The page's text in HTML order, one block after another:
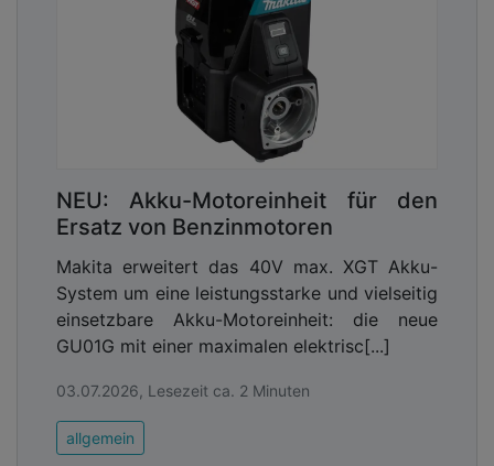
NEU: Akku-Motoreinheit für den
Ersatz von Benzinmotoren
Makita erweitert das 40V max. XGT Akku-
System um eine leistungsstarke und vielseitig
einsetzbare Akku-Motoreinheit: die neue
GU01G mit einer maximalen elektrisc[...]
03.07.2026, Lesezeit ca. 2 Minuten
allgemein